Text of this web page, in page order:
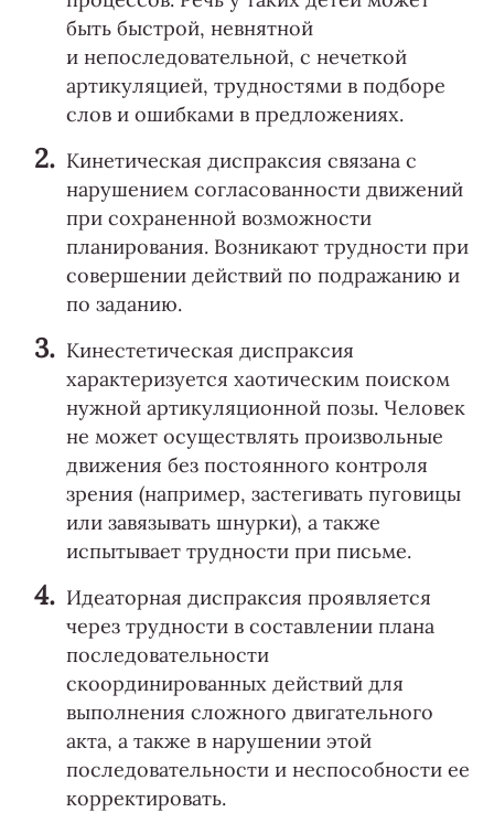
быть быстрой, невнятной
и непоследовательной, с нечеткой
артикуляцией, трудностями в подборе
слов и ошибками в предложениях.
Кинетическая диспраксия связана с
нарушением согласованности движений
при сохраненной возможности
планирования. Возникают трудности при
совершении действий по подражанию и
по заданию.
Кинестетическая диспраксия
характеризуется хаотическим поиском
нужной артикуляционной позы. Человек
не может осуществлять произвольные
движения без постоянного контроля
зрения (например, застегивать пуговицы
или завязывать шнурки), а также
испытывает трудности при письме.
Идеаторная диспраксия проявляется
через трудности в составлении плана
последовательности
скоординированных действий для
выполнения сложного двигательного
акта, а также в нарушении этой
последовательности и неспособности ее
корректировать.